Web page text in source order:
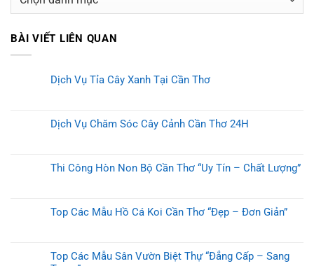
mục
BÀI VIẾT LIÊN QUAN
Dịch Vụ Tỉa Cây Xanh Tại Cần Thơ
Dịch Vụ Chăm Sóc Cây Cảnh Cần Thơ 24H
Thi Công Hòn Non Bộ Cần Thơ “Uy Tín – Chất Lượng”
Top Các Mẫu Hồ Cá Koi Cần Thơ “Đẹp – Đơn Giản”
Top Các Mẫu Sân Vườn Biệt Thự “Đẳng Cấp – Sang